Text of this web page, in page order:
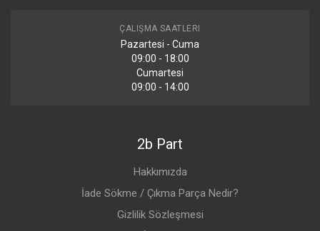
ÇALIŞMA SAATLERI
Pazartesi - Cuma
09:00 - 18:00
Cumartesi
09:00 - 14:00
2b Part
Hakkımızda
İade Sökme / Çıkma Parça Nedir?
Gizlilik Sözleşmesi